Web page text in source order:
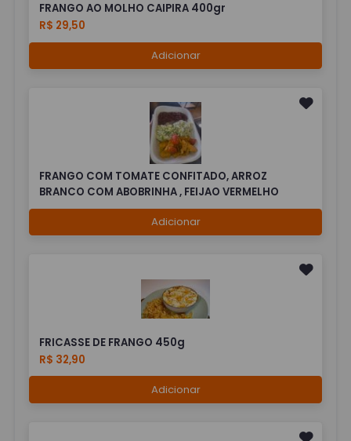
FRANGO AO MOLHO CAIPIRA 400gr
R$ 29,50
Adicionar
FRANGO COM TOMATE CONFITADO, ARROZ
BRANCO COM ABOBRINHA , FEIJAO VERMELHO
Adicionar
FRICASSE DE FRANGO 450g
R$ 32,90
Adicionar